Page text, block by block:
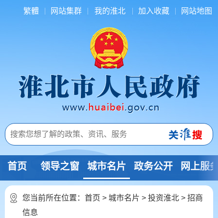
繁體 网站集群 我的淮北 加入收藏 网站地图
首页 领导之窗 城市名片 政务公开 网上服
您当前所在位置： 首页 > 城市名片 > 投资淮北 > 招商
信息